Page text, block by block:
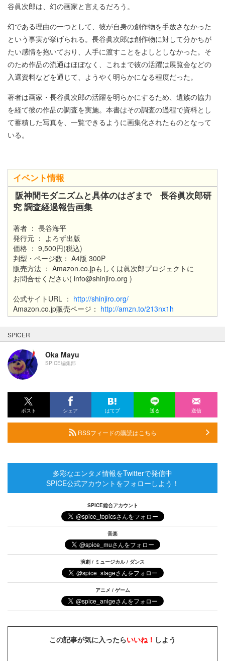
谷眞次郎は、幻の画家と言えるだろう。
幻である理由の一つとして、彼が自身の創作物を手放さなかった
という事実が挙げられる。長谷眞次郎は創作物に対して分かちが
たい感情を抱いており、人手に渡すことをよしとしなかった。そ
のため作品の流通はほぼなく、これまで彼の活躍は展覧会などの
入選資料などを通じて、ようやく明らかになる程度だった。
著者は画家・長谷眞次郎の活躍を明らかにするため、遺族の協力
を経て彼の作品の調査を実施。本書はその調査の過程で資料とし
て蓄積した写真を、一覧できるように画集化されたものとなって
いる。
イベント情報
阪神間モダニズムと具体のはざまで 長谷眞次郎研
究 調査経過報告画集
著者 ： 長谷海平
発行元 ： よろず出版
価格 ： 9,500円(税込)
判型・ページ数： A4版 300P
販売方法 ： Amazon.co.jpもしくは眞次郎プロジェクトに
お問合せください( info@shinjiro.org )
公式サイトURL ： http://shinjiro.org/
Amazon.co.jp販売ページ： http://amzn.to/213nx1h
SPICER
Oka Mayu
SPICE編集部
ポスト シェア はてブ 送る 送信
RSSフィードの購読はこちら
多彩なエンタメ情報をTwitterで発信中
SPICE公式アカウントをフォローしよう！
SPICE総合アカウント
音楽
演劇 / ミュージカル / ダンス
アニメ / ゲーム
この記事が気に入ったらいいね！ しよう